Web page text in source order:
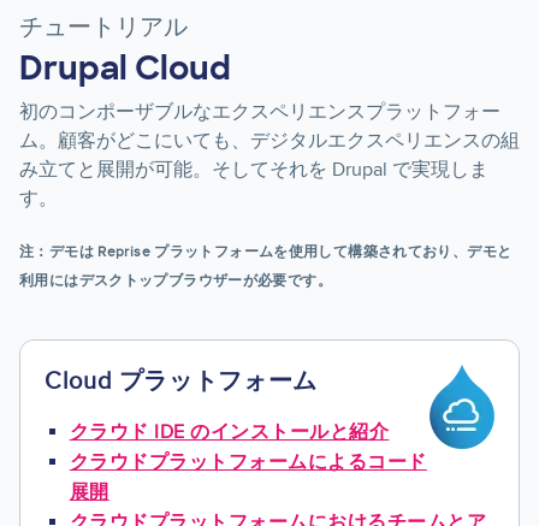
チュートリアル
Drupal Cloud
初のコンポーザブルなエクスペリエンスプラットフォー
ム。顧客がどこにいても、デジタルエクスペリエンスの組
み立てと展開が可能。そしてそれを Drupal で実現しま
す。
注：デモは Reprise プラットフォームを使用して構築されており、デモと
利用にはデスクトップブラウザーが必要です。
Image
Cloud プラットフォーム
クラウド IDE のインストールと紹介
クラウドプラットフォームによるコード
展開